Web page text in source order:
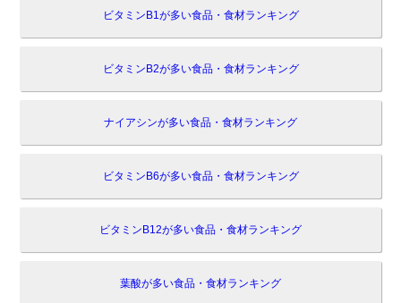
ビタミンB1が多い食品・食材ランキング
ビタミンB2が多い食品・食材ランキング
ナイアシンが多い食品・食材ランキング
ビタミンB6が多い食品・食材ランキング
ビタミンB12が多い食品・食材ランキング
葉酸が多い食品・食材ランキング